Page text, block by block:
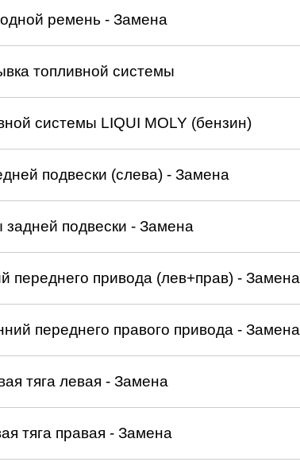
ремень - Замена
топливной системы
системы LIQUI MOLY (бензин)
подвески (слева) - Замена
подвески - Замена
переднего привода (лев+прав) - Замена
переднего правого привода - Замена
тяга левая - Замена
тяга правая - Замена